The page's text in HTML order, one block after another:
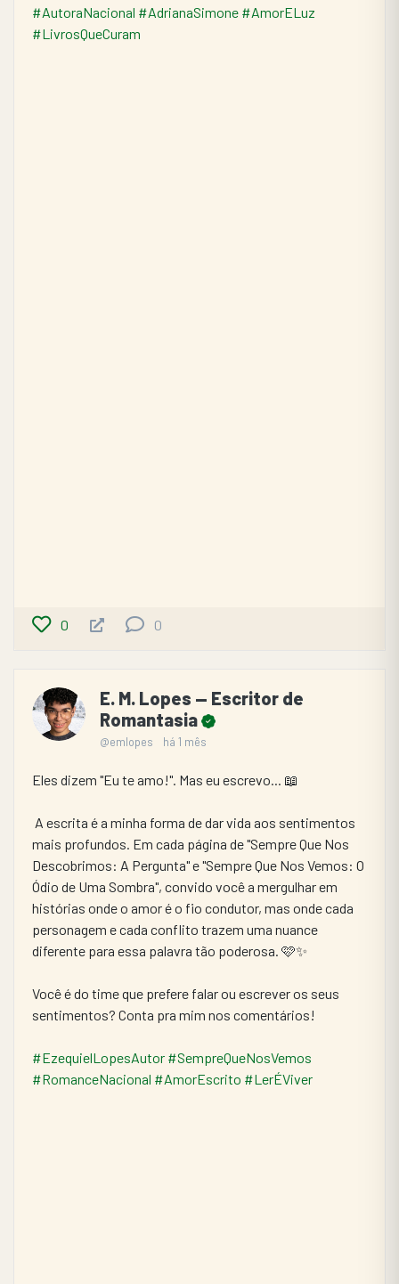
#AutoraNacional #AdrianaSimone #AmorELuz
#LivrosQueCuram
0 0
E. M. Lopes — Escritor de
Romantasia
@emlopes há 1 mês
Eles dizem "Eu te amo!". Mas eu escrevo... 📖
mais profundos. Em cada página de "Sempre Que Nos
Descobrimos: A Pergunta" e "Sempre Que Nos Vemos: O
Ódio de Uma Sombra", convido você a mergulhar em
histórias onde o amor é o fio condutor, mas onde cada
personagem e cada conflito trazem uma nuance
diferente para essa palavra tão poderosa. 🩷✨
Você é do time que prefere falar ou escrever os seus
sentimentos? Conta pra mim nos comentários!
#EzequielLopesAutor #SempreQueNosVemos
#RomanceNacional #AmorEscrito #LerÉViver